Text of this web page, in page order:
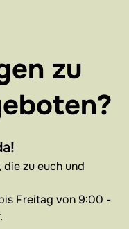
zu
zu euch und
Freitag von 9:00 -